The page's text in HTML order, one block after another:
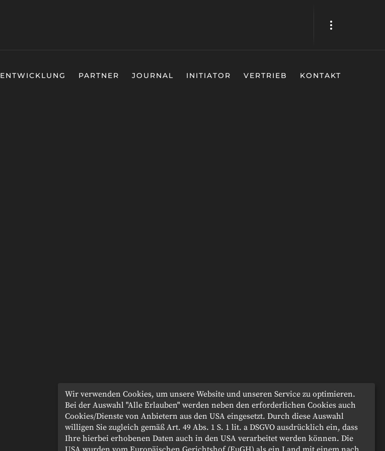
ENTWICKLUNG PARTNER JOURNAL INITIATOR VERTRIEB KONTAKT
Wir verwenden Cookies, um unsere Website und unseren Service zu optimieren.
Bei der Auswahl "Alle Erlauben" werden neben den erforderlichen Cookies auch
Cookies/Dienste von Anbietern aus den USA eingesetzt. Durch diese Auswahl
willigen Sie zugleich gemäß Art. 49 Abs. 1 S. 1 lit. a DSGVO ausdrücklich ein, dass
Ihre hierbei erhobenen Daten auch in den USA verarbeitet werden können. Die